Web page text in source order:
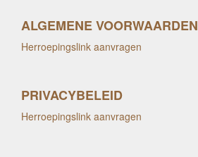
ALGEMENE VOORWAARDEN
Herroepingslink aanvragen
PRIVACYBELEID
Herroepingslink aanvragen